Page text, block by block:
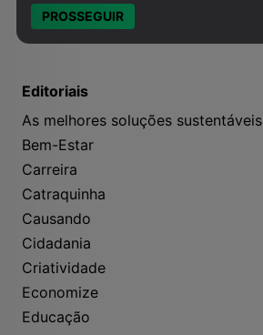
Editoriais
As melhores soluções sustentáveis
Bem-Estar
Carreira
Catraquinha
Causando
Cidadania
Criatividade
Economize
Educação
PROSSEGUIR